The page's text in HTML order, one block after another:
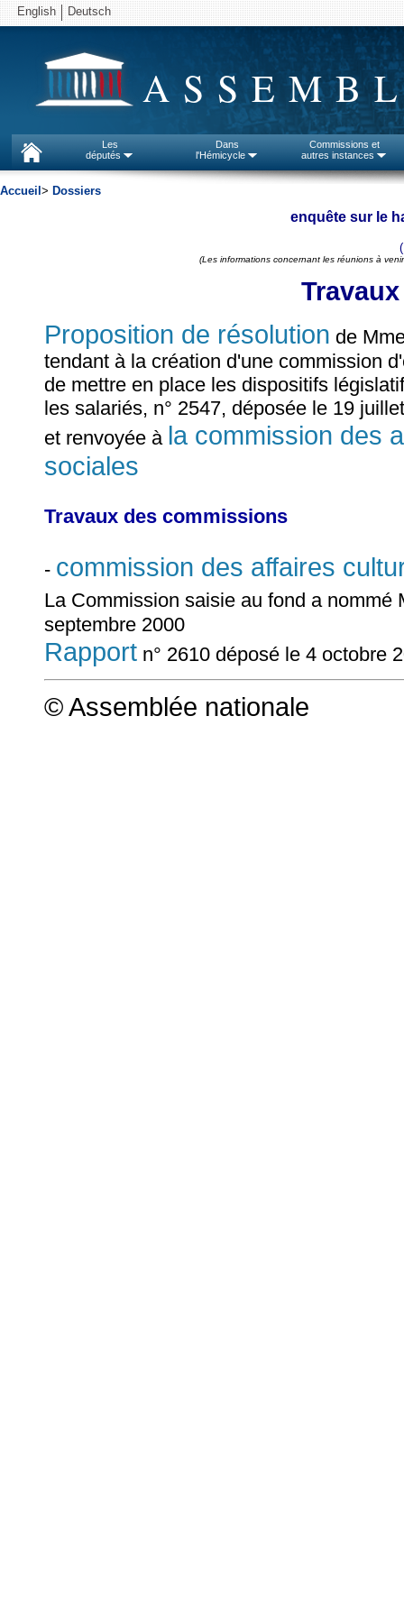
English Deutsch
Les
députés
Dans
l'Hémicycle
Commissions et
autres instances
Accueil > Dossiers
enquête sur le
(Les informations concernant les réunions à
Proposition de résolution de
tendant à la création d'une commission
de mettre en place les dispositifs
les salariés, n° 2547, déposée le 19
et renvoyée à la commission des
sociales
Travaux des commissions
- commission des affaires
La Commission saisie au fond a nommé
septembre 2000
Rapport n° 2610 déposé le 4 octobre
© Assemblée nationale